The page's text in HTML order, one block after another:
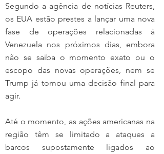
Segundo a agência de notícias Reuters,
os EUA estão prestes a lançar uma nova
fase de operações relacionadas à
Venezuela nos próximos dias, embora
não se saiba o momento exato ou o
escopo das novas operações, nem se
Trump já tomou uma decisão final para
agir.
Até o momento, as ações americanas na
região têm se limitado a ataques a
barcos supostamente ligados ao